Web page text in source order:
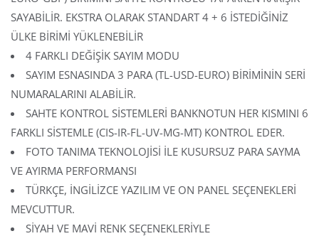
SAYABİLİR. EKSTRA OLARAK STANDART 4 + 6 İSTEDİĞİNİZ
ÜLKE BİRİMİ YÜKLENEBİLİR
4 FARKLI DEĞİŞİK SAYIM MODU
SAYIM ESNASINDA 3 PARA (TL-USD-EURO) BİRİMİNİN SERİ
NUMARALARINI ALABİLİR.
SAHTE KONTROL SİSTEMLERİ BANKNOTUN HER KISMINI 6
FARKLI SİSTEMLE (CIS-IR-FL-UV-MG-MT) KONTROL EDER.
FOTO TANIMA TEKNOLOJİSİ İLE KUSURSUZ PARA SAYMA
VE AYIRMA PERFORMANSI
TÜRKÇE, İNGİLİZCE YAZILIM VE ON PANEL SEÇENEKLERİ
MEVCUTTUR.
SİYAH VE MAVİ RENK SEÇENEKLERİYLE